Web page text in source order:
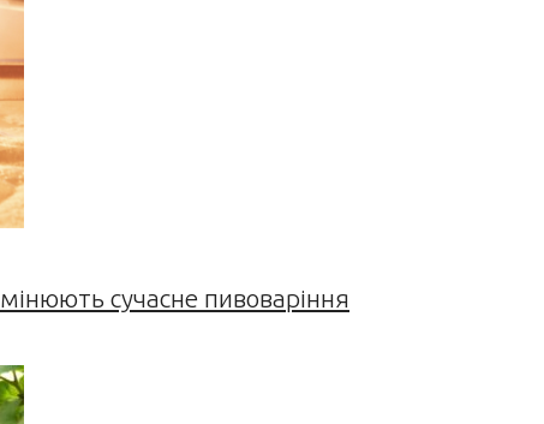
сучасне пивоваріння